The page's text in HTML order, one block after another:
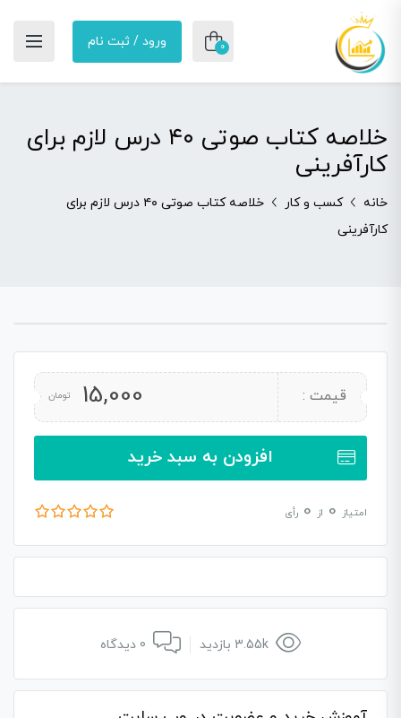
0 ورود / ثبت نام
خلاصه کتاب صوتی ۴۰ درس لازم برای
کارآفرینی
خانه کسب و کار
خلاصه کتاب صوتی ۴۰ درس لازم برای
کارآفرینی
قیمت : 15,000 تومان
افزودن به سبد خرید
امتیاز 0 از 0 رأی